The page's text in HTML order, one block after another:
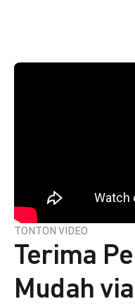
TONTON VIDEO
Terima
Mudah